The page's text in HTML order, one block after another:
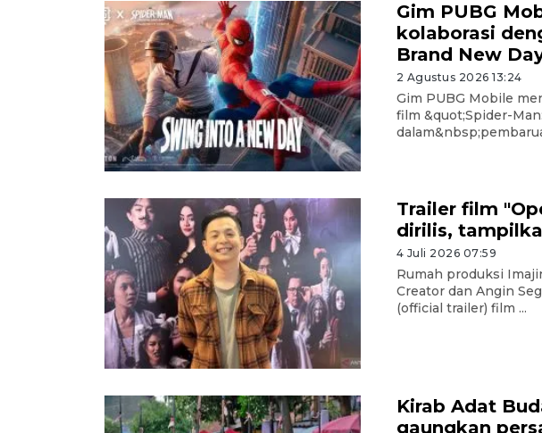
Gim PUBG
kolaborasi
Brand New
2 Agustus 2026 13:24
Gim PUBG Mobile
film &quot;Spider-
Trailer film
dirilis,
4 Juli 2026 07:59
Rumah produksi
Creator dan Angin
(official trailer) film ...
Kirab Adat
gaungkan